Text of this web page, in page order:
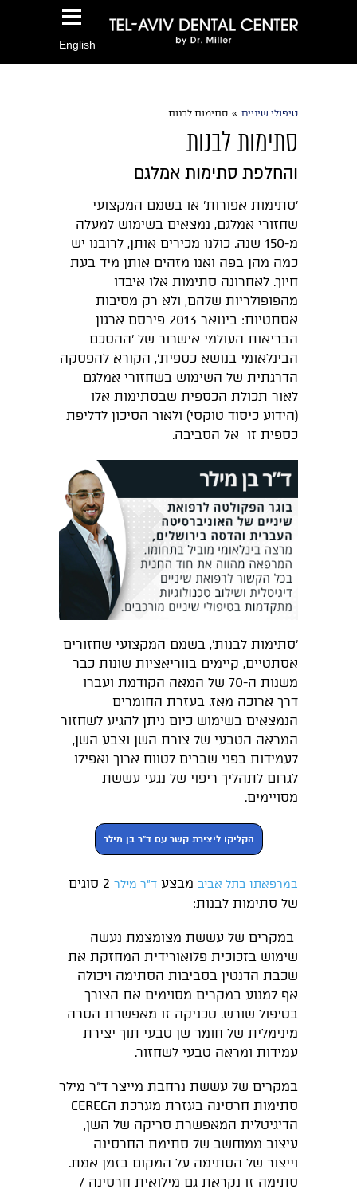
English
טיפולי שיניים » סתימות לבנות
סתימות לבנות
והחלפת סתימות אמלגם
'סתימות אפורות’ או בשמם המקצועי
שחזורי אמלגם, נמצאים בשימוש למעלה
מ-150 שנה. כולנו מכירים אותן, לרובנו יש
כמה מהן בפה ואנו מזהים אותן מיד בעת
חיוך. לאחרונה סתימות אלו איבדו
מהפופולריות שלהם, ולא רק מסיבות
אסתטיות: בינואר 2013 פירסם ארגון
הבריאות העולמי אישרור של 'ההסכם
הבינלאומי בנושא כספית', הקורא להפסקה
הדרגתית של השימוש בשחזורי אמלגם
לאור תכולת הכספית שבסתימות אלו
(הידוע כיסוד טוקסי) ולאור הסיכון לדליפת
כספית זו אל הסביבה.
'סתימות לבנות', בשמם המקצועי שחזורים
אסתטיים, קיימים בווריאציות שונות כבר
משנות ה-70 של המאה הקודמת ועברו
דרך ארוכה מאז. בעזרת החומרים
הנמצאים בשימוש כיום ניתן להגיע לשחזור
המראה הטבעי של צורת השן וצבע השן,
לעמידות בפני שברים לטווח ארוך ואפילו
לגרום לתהליך ריפוי של נגעי עששת
מסויימים.
הקליקו ליצירת קשר עם ד"ר בן מילר
במרפאתו בתל אביב מבצע ד"ר מילר
2 סוגים
של סתימות לבנות:
במקרים של עששת מצומצמת נעשה
שימוש בזכוכית פלואורידית המחזקת את
שכבת הדנטין בסביבות הסתימה ויכולה
אף למנוע במקרים מסוימים את הצורך
בטיפול שורש. טכניקה זו מאפשרת הסרה
מינימלית של חומר שן טבעי תוך יצירת
עמידות ומראה טבעי לשחזור.
במקרים של עששת נרחבת מייצר ד"ר מילר
סתימות חרסינה בעזרת מערכת הCEREC
הדיגיטלית המאפשרת סריקה של השן,
עיצוב ממוחשב של סתימת החרסינה
וייצור של הסתימה על המקום בזמן אמת.
סתימה זו נקראת גם מילואית חרסינה /